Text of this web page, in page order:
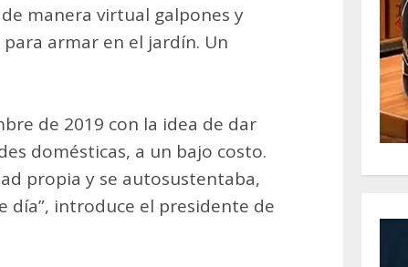
manera virtual galpones y
armar en el jardín. Un
de 2019 con la idea de dar
domésticas, a un bajo costo.
propia y se autosustentaba,
día”, introduce el presidente de